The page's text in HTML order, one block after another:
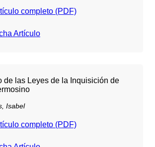
completo (PDF)
Artículo
de las Leyes de la Inquisición de
Isabel
completo (PDF)